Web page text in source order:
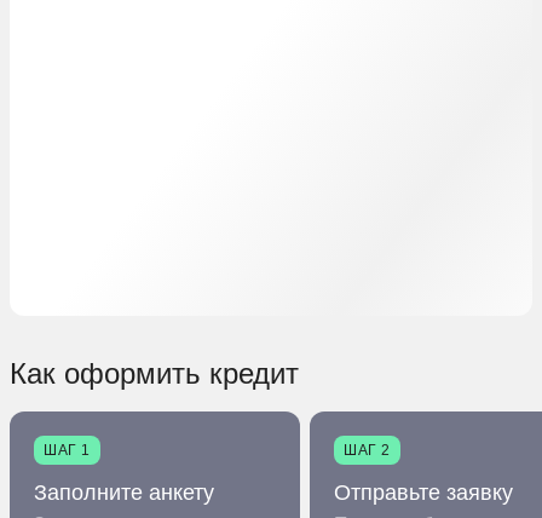
Как оформить кредит
ШАГ 1
Заполните анкету
ШАГ 2
Отправьте заявку